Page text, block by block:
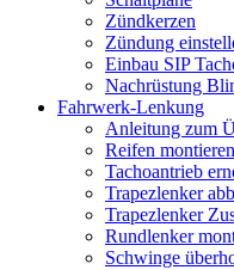
Zündkerzen
Zündung
Einbau SIP
Nachrüstung
Fahrwerk-Lenkung
Anleitung zum
Reifen montieren
Tachoantrieb
Trapezlenker
Trapezlenker
Rundlenker
Schwinge